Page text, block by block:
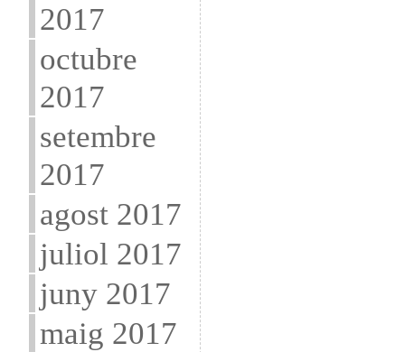
2017
octubre
2017
setembre
2017
agost 2017
juliol 2017
juny 2017
maig 2017